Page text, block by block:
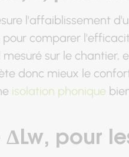
l'affaiblissement
pour comparer
mesuré sur le
donc mieux le
isolation phonique
ΔLw, pour